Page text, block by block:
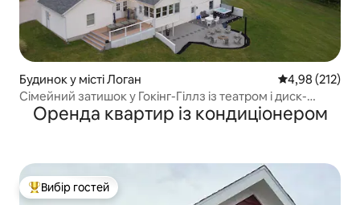
Будинок у місті Логан Середня
4,98 (212)
Сімейний затишок у Гокінг-Гіллз із театром і диск-
гольфом!
Оренда квартир із кондиціонером
Топ вибір гостей
Вибір гостей